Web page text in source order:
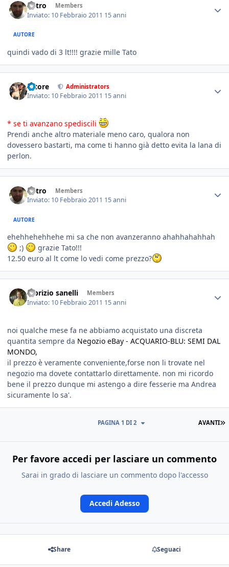
Astro Members
Inviato: 10 Febbraio 2011 15 anni
AUTORE
quindi vado di 3 lt!!!! grazie mille Tato
tatore Administrators
Inviato: 10 Febbraio 2011 15 anni
* se ti avanzano spediscili
Prendi anche altro materiale meno caro, qualora non
dovessero bastarti, ma come ti hanno già detto evita la lana di
perlon.
Astro Members
Inviato: 10 Febbraio 2011 15 anni
AUTORE
ehehhehehhehe mi sa che non avanzeranno ahahhahahhah
;)
grazie Tato!!!
12.50 euro al lt come lo vedi come prezzo?
fabrizio sanelli Members
Inviato: 10 Febbraio 2011 15 anni
noi qualche mese fa ne abbiamo acquistato una discreta
quantita sempre da Negozio eBay - ACQUARIO-BLU: SEMI DAL
MONDO,
il prezzo è veramente conveniente,forse non li trovate nel
negozio ma dovete contattarlo direttamente. non mi ricordo
bene il prezzo dunque mi astengo a dire fesserie ma Andrea
sicuramente lo sa'.
AVANTI
PAGINA 1 DI 2
Per favore accedi per lasciare un commento
Sarai in grado di lasciare un commento dopo l'accesso
Accedi Adesso
Share Seguaci